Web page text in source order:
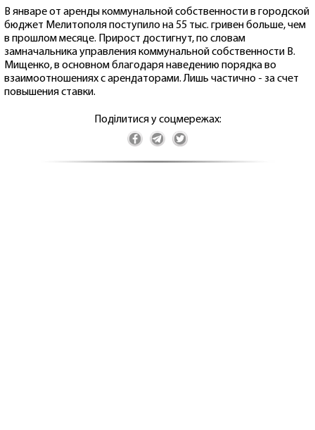
В январе от аренды коммунальной собственности в городской
бюджет Мелитополя поступило на 55 тыс. гривен больше, чем
в прошлом месяце. Прирост достигнут, по словам
замначальника управления коммунальной собственности В.
Мищенко, в основном благодаря наведению порядка во
взаимоотношениях с арендаторами. Лишь частично - за счет
повышения ставки.
Поділитися у соцмережах: